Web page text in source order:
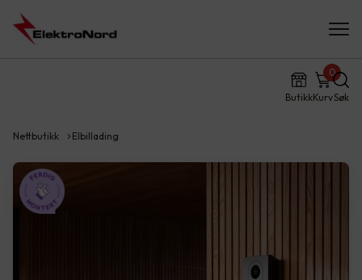
ButikkKurv
0
Søk
Nettbutikk Elbillading